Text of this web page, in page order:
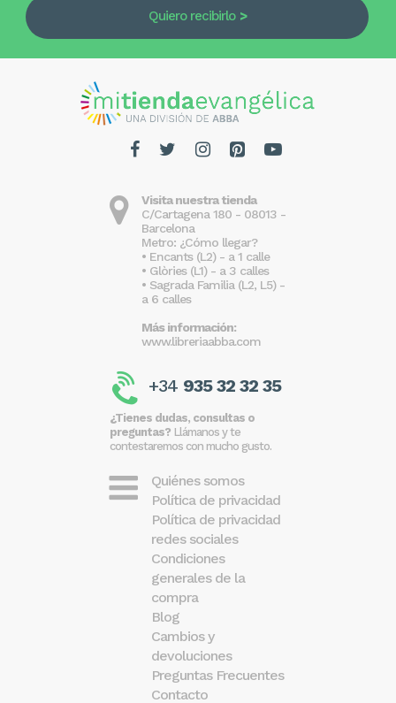
Quiero recibirlo
Visita nuestra tienda
C/Cartagena 180 - 08013 -
Barcelona
Metro: ¿Cómo llegar?
• Encants (L2) - a 1 calle
• Glòries (L1) - a 3 calles
• Sagrada Familia (L2, L5) -
a 6 calles
Más información:
www.libreriaabba.com
+34 935 32 32 35
¿Tienes dudas, consultas o
preguntas? Llámanos y te
contestaremos con mucho gusto.
Quiénes somos
Política de privacidad
Política de privacidad
redes sociales
Condiciones
generales de la
compra
Blog
Cambios y
devoluciones
Preguntas Frecuentes
Contacto